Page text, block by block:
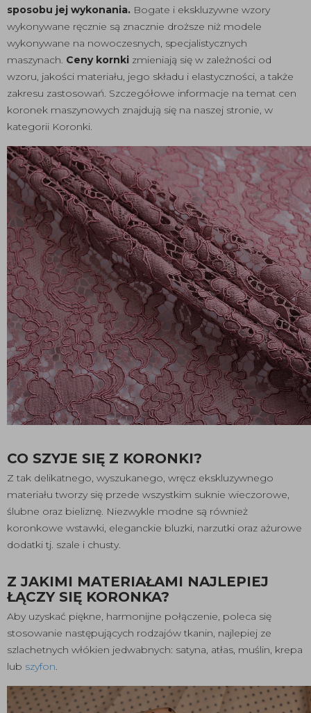
sposobu jej wykonania. Bogate i ekskluzywne wzory
wykonywane ręcznie są znacznie droższe niż modele
wykonywane na nowoczesnych, specjalistycznych
maszynach. Ceny kornki zmieniają się w zależności od
wzoru, jakości materiału, jego składu i elastyczności, a także
zakresu zastosowań. Szczegółowe informacje na temat cen
koronek maszynowych znajdują się na naszej stronie, w
kategorii Koronki.
CO SZYJE SIĘ Z KORONKI?
Z tak delikatnego, wyszukanego, wręcz ekskluzywnego
materiału tworzy się przede wszystkim suknie wieczorowe,
ślubne oraz bieliznę. Niezwykle modne są również
koronkowe wstawki, eleganckie bluzki, narzutki oraz ażurowe
dodatki tj. szale i chusty.
Z JAKIMI MATERIAŁAMI NAJLEPIEJ
ŁĄCZY SIĘ KORONKA?
Aby uzyskać piękne, harmonijne połączenie, poleca się
stosowanie następujących rodzajów tkanin, najlepiej ze
szlachetnych włókien jedwabnych: satyna, atłas, muślin, krepa
lub szyfon